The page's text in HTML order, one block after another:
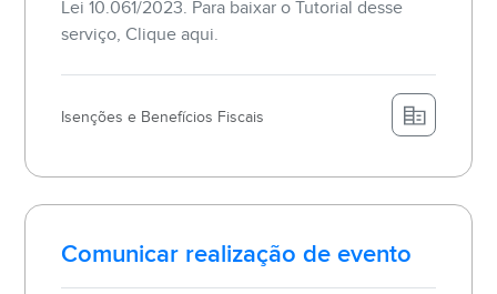
Lei 10.061/2023. Para baixar o Tutorial desse
serviço, Clique aqui.
Isenções e Benefícios Fiscais
Comunicar realização de evento